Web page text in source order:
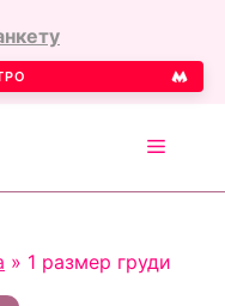
MENU
» 1 размер груди